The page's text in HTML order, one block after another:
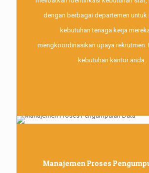
dengan berbagai departemen untuk
kebutuhan tenaga kerja
mengkoordinasikan upaya
kebutuhan kantor anda.
Manajemen Proses